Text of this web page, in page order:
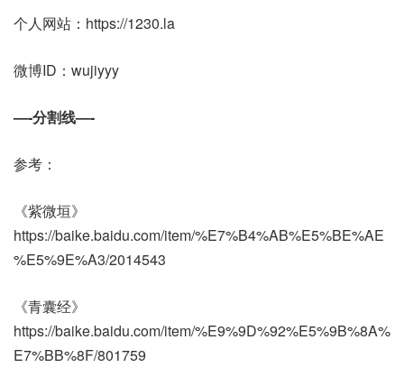
个人网站：https://1230.la
微博ID：wujiyyy
—-分割线—-
参考：
《紫微垣》
https://baike.baidu.com/item/%E7%B4%AB%E5%BE%AE
%E5%9E%A3/2014543
《青囊经》
https://baike.baidu.com/item/%E9%9D%92%E5%9B%8A%
E7%BB%8F/801759